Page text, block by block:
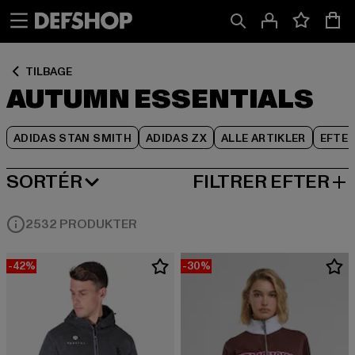
TILBAGE
AUTUMN ESSENTIALS
ADIDAS STAN SMITH ADIDAS ZX ALLE ARTIKLER
SORTÉR
MEST POPULÆRE FILTRER EFTER
2532 PRODUKTER
-42% -30%